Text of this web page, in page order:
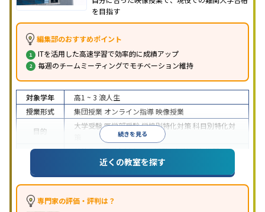
を目指す
編集部のおすすめポイント
ITを活用した高速学習で効率的に成績アップ
毎週のチームミーティングでモチベーション維持
続きを見る
対象学年 高1 ~ 3 浪人生
授業形式
集団授業 オンライン指導映像授業
目的
大学受験医学部受験学校別特化対策科目別特化対
特待生・奨学金制度あり授業の振替可能学習に
PC・タブレットを利用1科目から受講可能
習のみの受講可
※2024年6月調査。大学受験塾・予備校のアンケート調査方法を参照
近くの教室を探す
専門家の評価・評判は？